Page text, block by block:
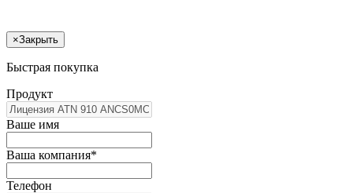
×Закрыть
Быстрая покупка
Продукт
Ваше имя
Ваша компания*
Телефон